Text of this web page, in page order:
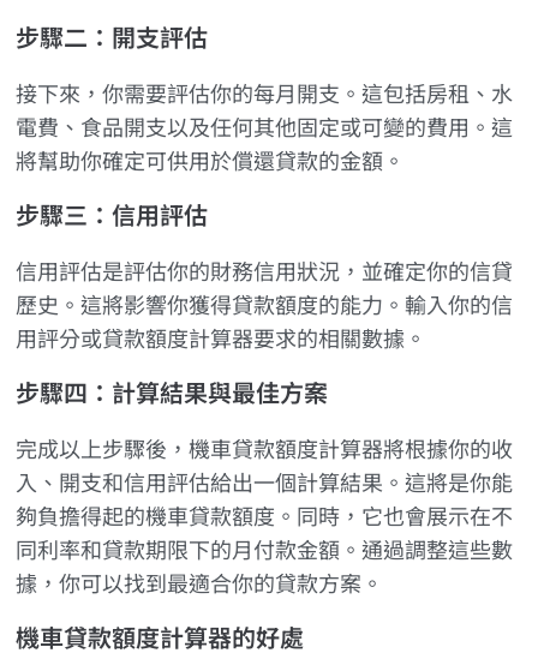
步驟二：開支評估
接下來，你需要評估你的每月開支。這包括房租、水
電費、食品開支以及任何其他固定或可變的費用。這
將幫助你確定可供用於償還貸款的金額。
步驟三：信用評估
信用評估是評估你的財務信用狀況，並確定你的信貸
歷史。這將影響你獲得貸款額度的能力。輸入你的信
用評分或貸款額度計算器要求的相關數據。
步驟四：計算結果與最佳方案
完成以上步驟後，機車貸款額度計算器將根據你的收
入、開支和信用評估給出一個計算結果。這將是你能
夠負擔得起的機車貸款額度。同時，它也會展示在不
同利率和貸款期限下的月付款金額。通過調整這些數
據，你可以找到最適合你的貸款方案。
機車貸款額度計算器的好處